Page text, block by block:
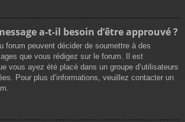
a-t-il besoin d’être approuvé ?
forum peuvent décider de soumettre à des
que vous rédigez sur le forum. Il est
vous ayez été placé dans un groupe d’utilisateurs
Pour plus d’informations, veuillez contacter un